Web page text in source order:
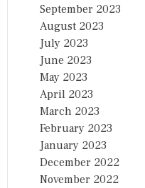
September 2023
August 2023
July 2023
June 2023
May 2023
April 2023
March 2023
February 2023
January 2023
December 2022
November 2022